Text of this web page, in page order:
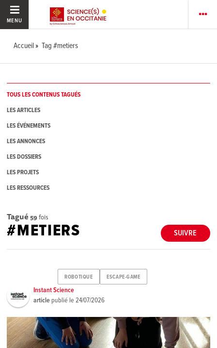
MENU
Accueil Tag #metiers
TOUS LES CONTENUS TAGUÉS
LES ARTICLES
LES ÉVÉNEMENTS
LES ANNONCES
LES DOSSIERS
LES PROJETS
LES RESSOURCES
Tagué 59 fois
SUIVRE
#METIERS
ROBOTIQUE ESCAPE-GAME
Instant Science
article publié le24/07/2026